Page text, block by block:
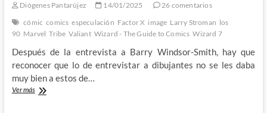
Diógenes Pantarújez 14/01/2025
26 comentarios
cómic comics especulación Factor X image Larry Stroman los
90 Marvel Tribe Valiant Wizard - The Guide to Comics Wizard 7
Después de la entrevista a Barry Windsor-Smith, hay que
reconocer que lo de entrevistar a dibujantes no se les daba
muy bien a estos de…
Ver másEl